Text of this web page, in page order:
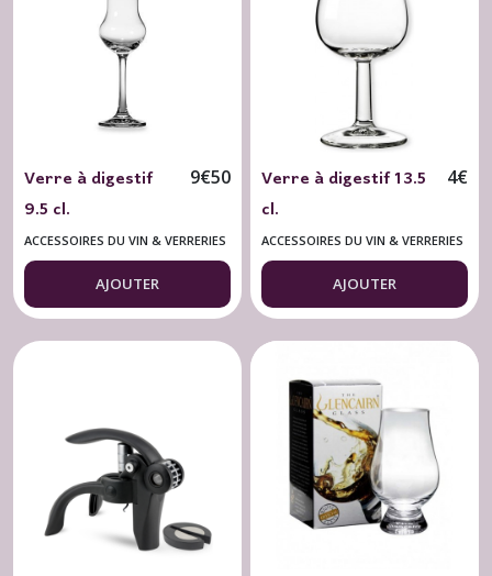
Verre à digestif
9.5 cl.
9€50
ACCESSOIRES DU VIN & VERRERIES
AJOUTER
Verre à digestif 13.5
cl.
4€
ACCESSOIRES DU VIN & VERRERIES
AJOUTER
Verreries
Dégustations
Ethylotest
(1)
Cadeaux
(1)